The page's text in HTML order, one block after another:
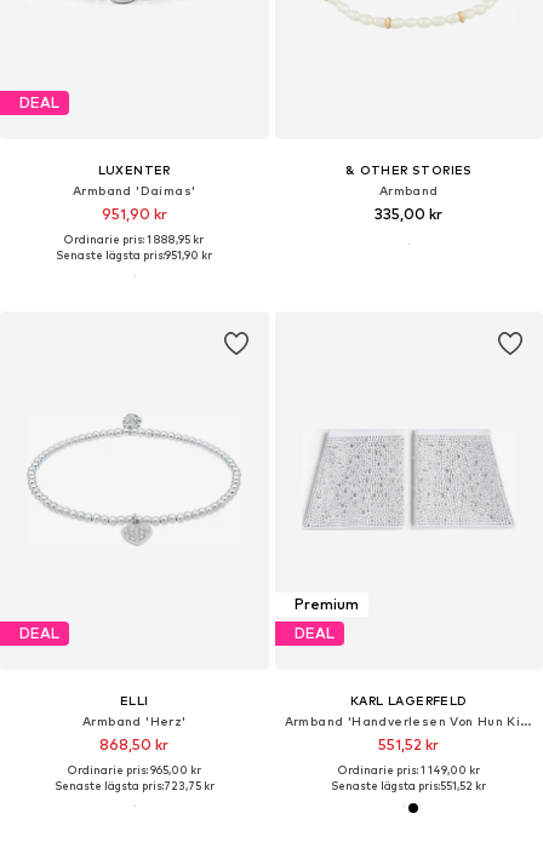
DEAL
LUXENTER
Armband 'Daimas'
951,90 kr
Ordinarie pris: 1 888,95 kr
Senaste lägsta pris:951,90 kr
& OTHER STORIES
Armband
335,00 kr
DEAL
ELLI
Armband 'Herz'
868,50 kr
Ordinarie pris: 965,00 kr
Senaste lägsta pris:723,75 kr
Premium
DEAL
KARL LAGERFELD
Armband 'Handverlesen Von Hun Kim'
551,52 kr
Ordinarie pris: 1 149,00 kr
Senaste lägsta pris:551,52 kr